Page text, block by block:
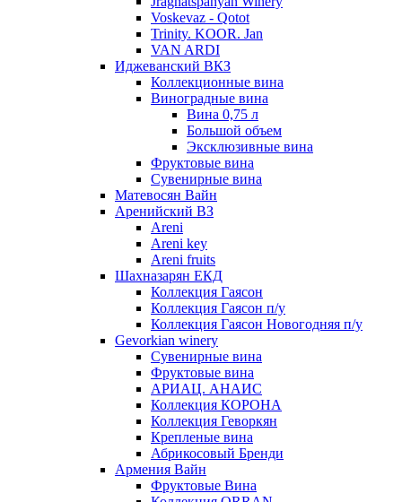
Voskevaz - Qotot
Trinity. KOOR. Jan
VAN ARDI
Иджеванский ВКЗ
Коллекционные вина
Виноградные вина
Вина 0,75 л
Большой объем
Эксклюзивные вина
Фруктовые вина
Cувенирные вина
Матевосян Вайн
Аренийский ВЗ
Areni
Areni key
Areni fruits
Шахназарян ЕКД
Коллекция Гаясон
Коллекция Гаясон п/у
Коллекция Гаясон Новогодняя п/у
Gevorkian winery
Сувенирные вина
Фруктовые вина
АРИАЦ. АНАИС
Коллекция КОРОНА
Коллекция Геворкян
Крепленые вина
Абрикосовый Бренди
Армения Вайн
Фруктовые Вина